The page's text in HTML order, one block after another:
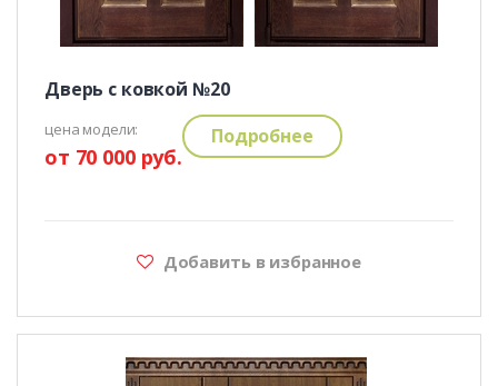
Дверь с ковкой №20
цена модели:
от 70 000 руб.
Подробнее
Добавить в избранное